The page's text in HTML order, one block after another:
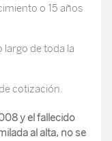
o 15 años
largo de toda la
cotización.
y el fallecido
al alta, no se